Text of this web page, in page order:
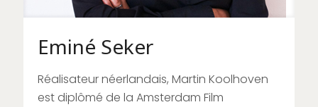
Eminé Seker
Réalisateur néerlandais, Martin Koolhoven
est diplômé de la Amsterdam Film